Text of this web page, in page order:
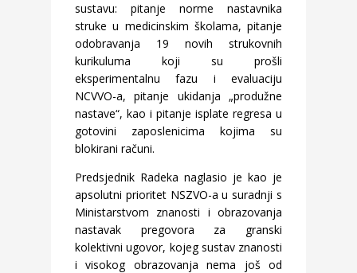
sustavu: pitanje norme nastavnika
struke u medicinskim školama, pitanje
odobravanja 19 novih strukovnih
kurikuluma koji su prošli
eksperimentalnu fazu i evaluaciju
NCVVO-a, pitanje ukidanja „produžne
nastave“, kao i pitanje isplate regresa u
gotovini zaposlenicima kojima su
blokirani računi.
Predsjednik Radeka naglasio je kao je
apsolutni prioritet NSZVO-a u suradnji s
Ministarstvom znanosti i obrazovanja
nastavak pregovora za granski
kolektivni ugovor, kojeg sustav znanosti
i visokog obrazovanja nema još od